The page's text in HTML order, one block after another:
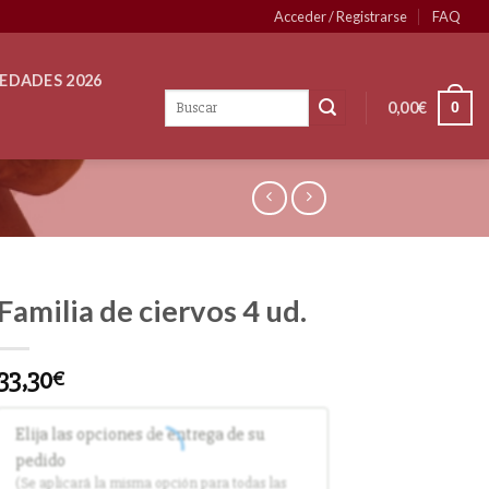
Acceder / Registrarse FAQ
2026
0,00€ 0
Familia de ciervos 4 ud.
€
Elija las opciones de entrega de su
pedido
(Se aplicará la misma opción para todas las